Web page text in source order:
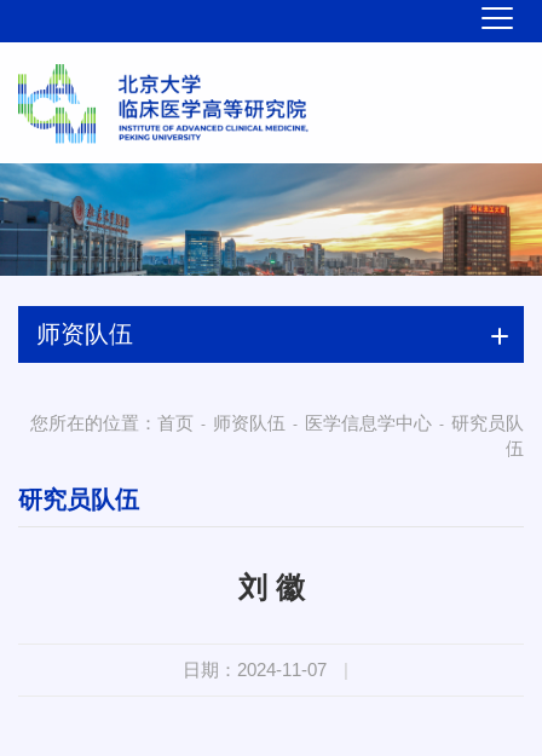
师资队伍
您所在的位置： 首页 - 师资队伍 - 医学信息学中心 - 研究员队
伍
研究员队伍
刘 徽
日期：2024-11-07 |